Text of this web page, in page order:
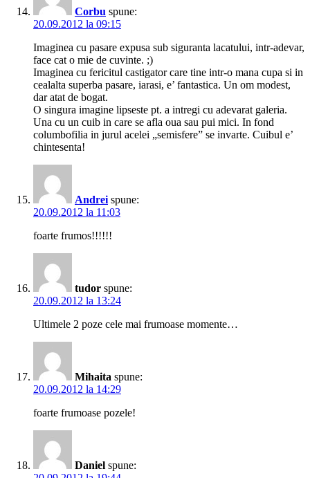
Corbu spune:
20.09.2012 la 09:15
Imaginea cu pasare expusa sub siguranta lacatului, intr-adevar,
face cat o mie de cuvinte. ;)
Imaginea cu fericitul castigator care tine intr-o mana cupa si in
cealalta superba pasare, iarasi, e’ fantastica. Un om modest,
dar atat de bogat.
O singura imagine lipseste pt. a intregi cu adevarat galeria.
Una cu un cuib in care se afla oua sau pui mici. In fond
columbofilia in jurul acelei „semisfere” se invarte. Cuibul e’
chintesenta!
Andrei spune:
20.09.2012 la 11:03
foarte frumos!!!!!!
tudor spune:
20.09.2012 la 13:24
Ultimele 2 poze cele mai frumoase momente…
Mihaita spune:
20.09.2012 la 14:29
foarte frumoase pozele!
Daniel spune: